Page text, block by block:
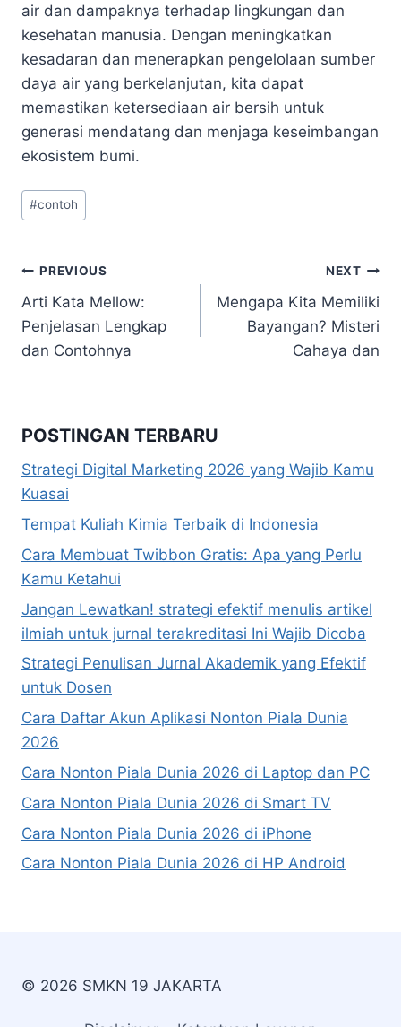
air dan dampaknya terhadap lingkungan dan
kesehatan manusia. Dengan meningkatkan
kesadaran dan menerapkan pengelolaan sumber
daya air yang berkelanjutan, kita dapat
memastikan ketersediaan air bersih untuk
generasi mendatang dan menjaga keseimbangan
ekosistem bumi.
Post
Tags:
#contoh
Navigasi
pos
PREVIOUS
Arti Kata Mellow:
Penjelasan Lengkap
dan Contohnya
NEXT
Mengapa Kita Memiliki
Bayangan? Misteri
Cahaya dan
POSTINGAN TERBARU
Strategi Digital Marketing 2026 yang Wajib Kamu
Kuasai
Tempat Kuliah Kimia Terbaik di Indonesia
Cara Membuat Twibbon Gratis: Apa yang Perlu
Kamu Ketahui
Jangan Lewatkan! strategi efektif menulis artikel
ilmiah untuk jurnal terakreditasi Ini Wajib Dicoba
Strategi Penulisan Jurnal Akademik yang Efektif
untuk Dosen
Cara Daftar Akun Aplikasi Nonton Piala Dunia
2026
Cara Nonton Piala Dunia 2026 di Laptop dan PC
Cara Nonton Piala Dunia 2026 di Smart TV
Cara Nonton Piala Dunia 2026 di iPhone
Cara Nonton Piala Dunia 2026 di HP Android
© 2026 SMKN 19 JAKARTA